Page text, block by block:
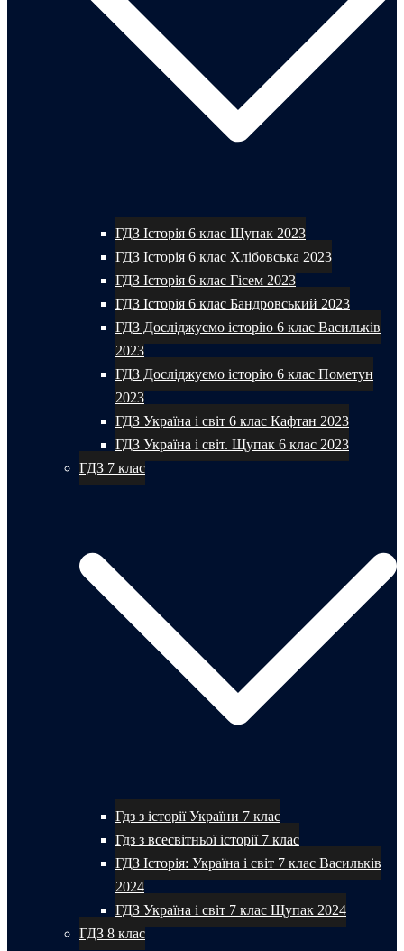
ГДЗ Історія 6 клас Щупак 2023
ГДЗ Історія 6 клас Хлібовська 2023
ГДЗ Історія 6 клас Гісем 2023
ГДЗ Історія 6 клас Бандровський 2023
ГДЗ Досліджуємо історію 6 клас Васильків
2023
ГДЗ Досліджуємо історію 6 клас Пометун
2023
ГДЗ Україна і світ 6 клас Кафтан 2023
ГДЗ Україна і світ. Щупак 6 клас 2023
ГДЗ 7 клас
Гдз з історії України 7 клас
Гдз з всесвітньої історії 7 клас
ГДЗ Історія: Україна і світ 7 клас Васильків
2024
ГДЗ Україна і світ 7 клас Щупак 2024
ГДЗ 8 клас